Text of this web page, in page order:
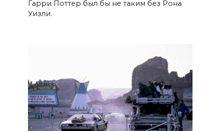
Гарри Поттер был бы не таким без Рона
Уизли.